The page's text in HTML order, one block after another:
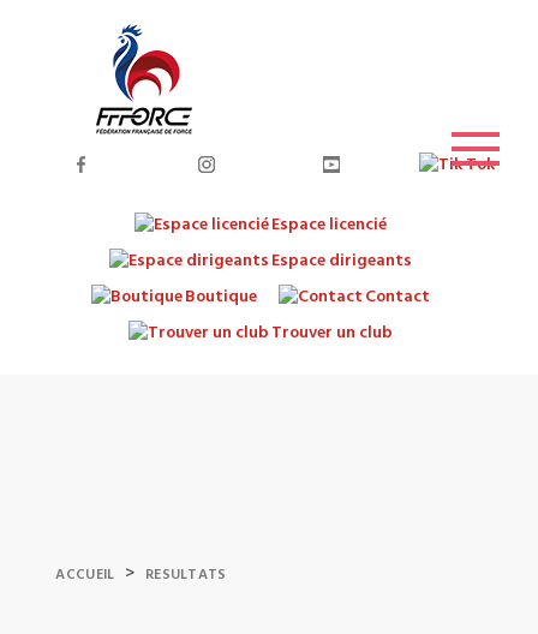
Espace licencié
Espace dirigeants
Boutique
Contact
Trouver un club
ACCUEIL > RESULTATS